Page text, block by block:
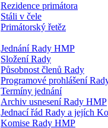
Rezidence primátora
Stáli v čele
Primátorský řetěz
Jednání Rady HMP
Složení Rady
Působnost členů Rady
Programové prohlášení
Termíny jednání
Archiv usnesení Rady HMP
Jednací řád Rady a jejích
Komise Rady HMP